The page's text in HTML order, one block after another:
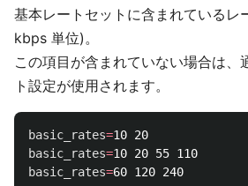
基本レートセットに含まれているレ
kbps 単位)。
この項目が含まれていない場合は、
ト設定が使用されます。
basic_rates=
basic_rates=
basic_rates=